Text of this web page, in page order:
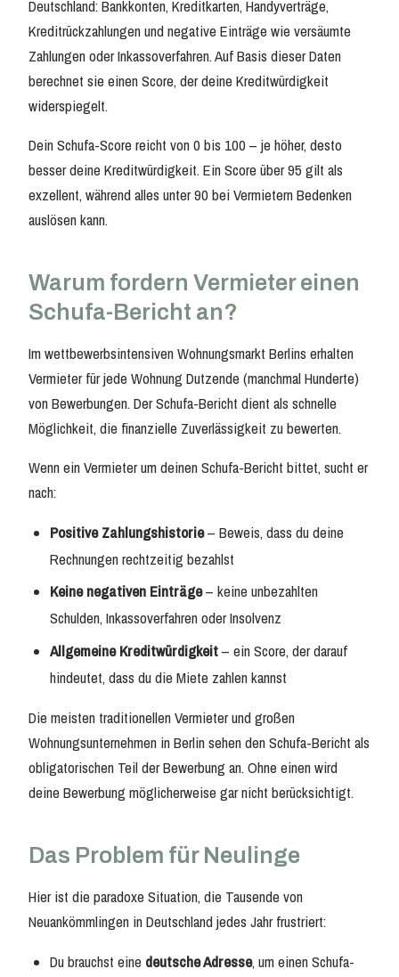
Deutschland: Bankkonten, Kreditkarten, Handyverträge,
Kreditrückzahlungen und negative Einträge wie versäumte
Zahlungen oder Inkassoverfahren. Auf Basis dieser Daten
berechnet sie einen Score, der deine Kreditwürdigkeit
widerspiegelt.
Dein Schufa-Score reicht von 0 bis 100 – je höher, desto
besser deine Kreditwürdigkeit. Ein Score über 95 gilt als
exzellent, während alles unter 90 bei Vermietern Bedenken
auslösen kann.
Warum fordern Vermieter einen
Schufa-Bericht an?
Im wettbewerbsintensiven Wohnungsmarkt Berlins erhalten
Vermieter für jede Wohnung Dutzende (manchmal Hunderte)
von Bewerbungen. Der Schufa-Bericht dient als schnelle
Möglichkeit, die finanzielle Zuverlässigkeit zu bewerten.
Wenn ein Vermieter um deinen Schufa-Bericht bittet, sucht er
nach:
Positive Zahlungshistorie– Beweis, dass du deine
Rechnungen rechtzeitig bezahlst
Keine negativen Einträge– keine unbezahlten
Schulden, Inkassoverfahren oder Insolvenz
Allgemeine Kreditwürdigkeit– ein Score, der darauf
hindeutet, dass du die Miete zahlen kannst
Die meisten traditionellen Vermieter und großen
Wohnungsunternehmen in Berlin sehen den Schufa-Bericht als
obligatorischen Teil der Bewerbung an. Ohne einen wird
deine Bewerbung möglicherweise gar nicht berücksichtigt.
Das Problem für Neulinge
Hier ist die paradoxe Situation, die Tausende von
Neuankömmlingen in Deutschland jedes Jahr frustriert:
Du brauchst eine deutsche Adresse, um einen Schufa-